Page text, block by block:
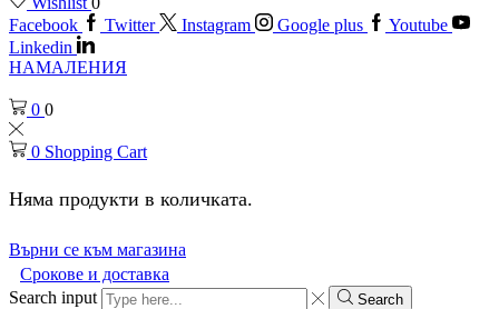
Facebook
Twitter Instagram Google plus
Youtube
Linkedin
НАМАЛЕНИЯ
0 0
0 Shopping Cart
Няма продукти в количката.
Върни се към магазина
Срокове и доставка
Search input
Search